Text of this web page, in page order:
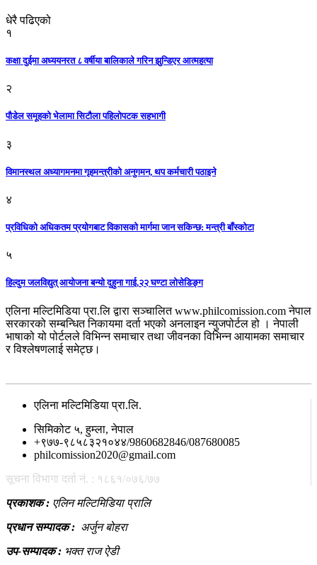
धेरै पढिएको
१
कक्षा दुईमा अध्ययनरत ८ वर्षीया बालिकाले गरिन झुन्डिएर आत्महत्या
२
पौडेल समूहको भेलामा सिटौला पहिलोपटक सहभागी
३
विमानस्थल अध्यागमनमा गृहमन्त्रीको अनुगमन, थप कर्मचारी पठाइने
४
प्रविधिको अधिकतम प्रयोगबाट विकासको मार्गमा जान सकिन्छ: मन्त्री बाँस्कोटा
५
हिल्दुम जलविद्युत् आयोजना बन्यो दुहुना गाई,२२ घण्टा लोसेडिङ्ग
एलिना मल्टिमिडिया प्रा.लि द्वारा सञ्चालित www.philcomission.com नेपाल
सरकारको सम्बन्धित निकायमा दर्ता भएको अनलाइन न्युजपोर्टल हो । नेपाली
भाषाको यो पोर्टलले विभिन्न समाचार तथा जीवनका विभिन्न आयामका समाचार
र विश्लेषणलाई समेट्छ।
एलिना मल्टिमिडिया प्रा.लि.
सिमिकोट ५, हुम्ला, नेपाल
+९७७-९८५८३२१०४४/9860682846/087680085
philcomission2020@gmail.com
सूचना विभागा दर्ता नं. : १८६१/०७६/७७
प्रकाशक : एलिन मल्टिमिडिया प्रालि
प्रधान सम्पादक : अर्जुन बोहरा
उप-सम्पादक : भक्त राज ऐडी